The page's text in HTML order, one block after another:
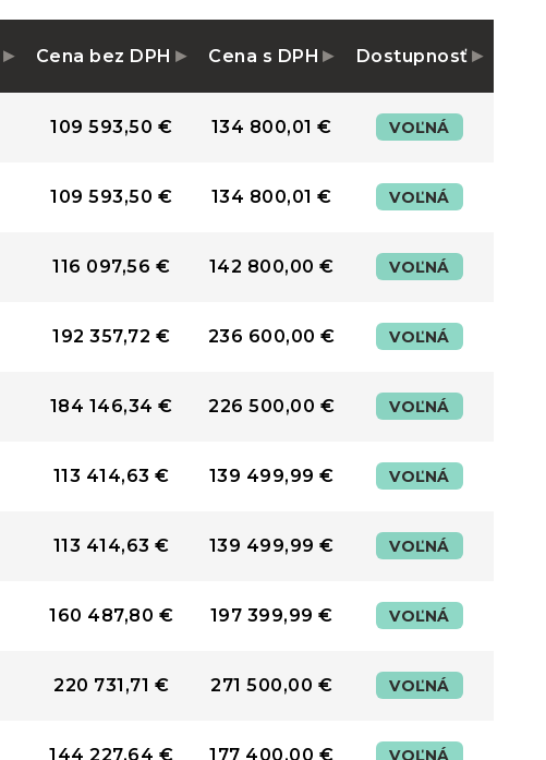
Cena bez DPH Cena s DPH Dostupnosť
109 593,50 € 134 800,01 € VOĽNÁ
109 593,50 € 134 800,01 € VOĽNÁ
116 097,56 € 142 800,00 € VOĽNÁ
192 357,72 € 236 600,00 € VOĽNÁ
184 146,34 € 226 500,00 € VOĽNÁ
113 414,63 € 139 499,99 € VOĽNÁ
113 414,63 € 139 499,99 € VOĽNÁ
160 487,80 € 197 399,99 € VOĽNÁ
220 731,71 € 271 500,00 € VOĽNÁ
144 227,64 € 177 400,00 € VOĽNÁ